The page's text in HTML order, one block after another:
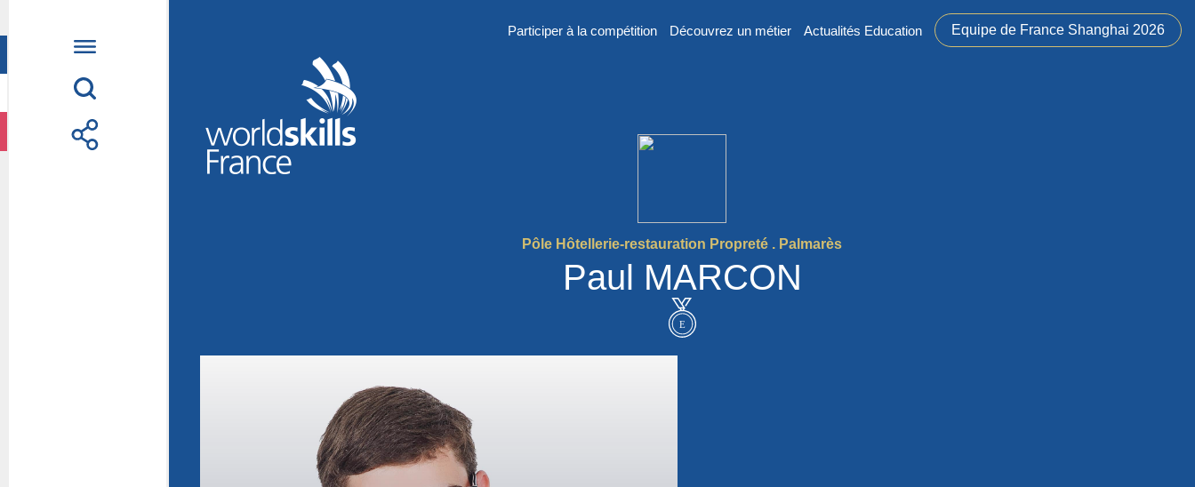
Participer à la compétition Découvrez un métier Actualités Education Equipe de France Shanghai 2026
Pôle Hôtellerie-restauration Propreté . Palmarès
Paul MARCON
WorldSkills France
La compétition
Découvrez un métier
S’informer
S’engager
métiers Shanghai 2026
Questions fréquentes
Espace presse
Inscription à la newsletter